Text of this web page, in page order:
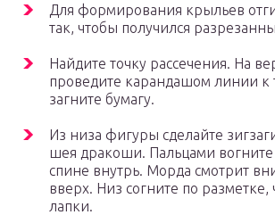
Для формирования крыльев
так, чтобы получился
Найдите точку рассечения. На
проведите карандашом линии к
загните бумагу.
Из низа фигуры сделайте
шея дракоши. Пальцами вогните
спине внутрь. Морда смотрит
вверх. Низ согните по разметке,
лапки.